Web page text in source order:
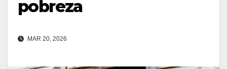
pobreza
MAR 20, 2026